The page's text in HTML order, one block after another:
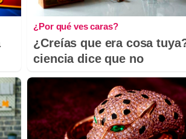
¿Por qué ves caras?
¿Creías que era cosa
ciencia dice que no